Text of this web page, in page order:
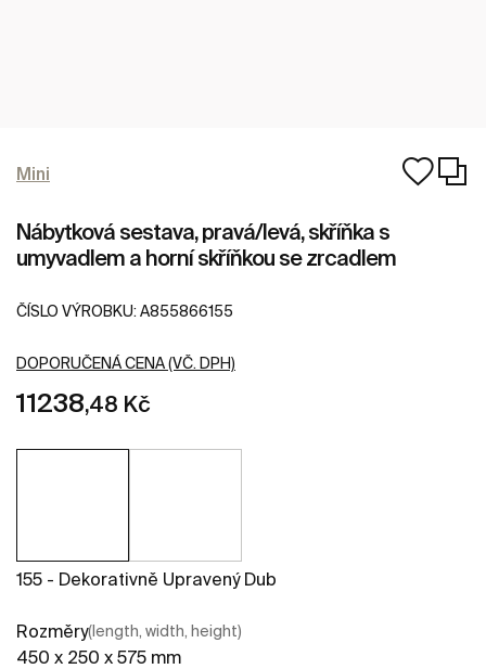
Mini
Nábytková sestava, pravá/levá, skříňka s
umyvadlem a horní skříňkou se zrcadlem
ČÍSLO VÝROBKU: A855866155
DOPORUČENÁ CENA (VČ. DPH)
11238,48 Kč
155 - Dekorativně Upravený Dub
Rozměry(length, width, height)
450 x 250 x 575 mm